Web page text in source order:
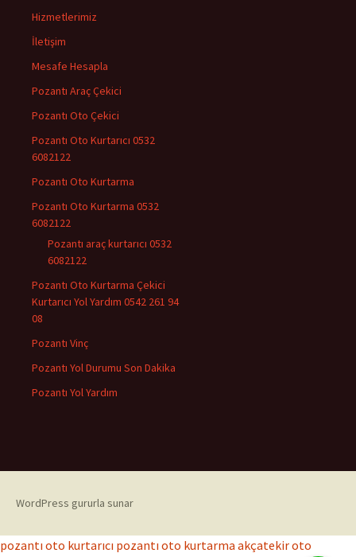
Hizmetlerimiz
İletişim
Mesafe Hesapla
Pozantı Araç Çekici
Pozantı Oto Çekici
Pozantı Oto Kurtarıcı 0532
6082122
Pozantı Oto Kurtarma
Pozantı Oto Kurtarma 0532
6082122
Pozantı araç kurtarıcı 0532
6082122
Pozantı Oto Kurtarma Çekici
Kurtarıcı Yol Yardım 0542 261 94
08
Pozantı Vinç
Pozantı Yol Durumu Son Dakika
Pozantı Yol Yardım
WordPress gururla sunar
pozantı oto kurtarıcı pozantı oto kurtarma akçatekir oto